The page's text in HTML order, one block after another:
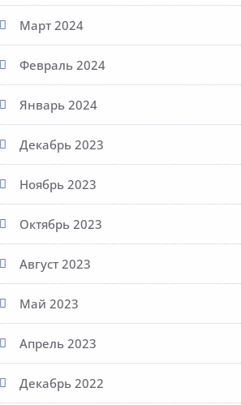
Март 2024
Февраль 2024
Январь 2024
Декабрь 2023
Ноябрь 2023
Октябрь 2023
Август 2023
Май 2023
Апрель 2023
Декабрь 2022